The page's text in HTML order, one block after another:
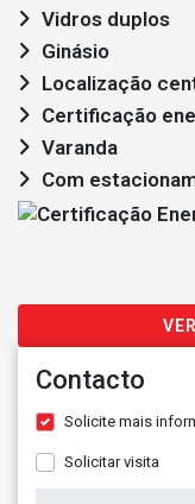
Vidros duplos
Ginásio
Localização
Certificação
Varanda
Com
Contacto
Solicite mais
Solicitar visita